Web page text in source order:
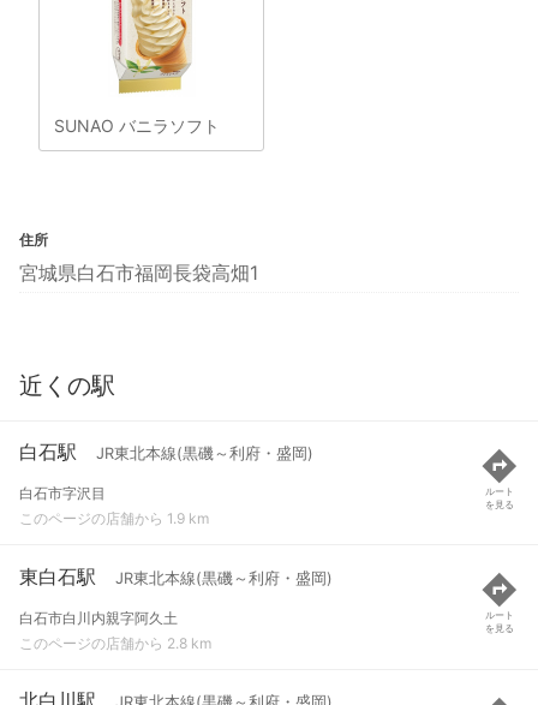
SUNAO バニラソフト
住所
宮城県白石市福岡長袋高畑1
近くの駅
白石駅 JR東北本線(黒磯～利府・盛岡)
白石市字沢目
このページの店舗から 1.9 km
ルート
を見る
東白石駅 JR東北本線(黒磯～利府・盛岡)
白石市白川内親字阿久土
このページの店舗から 2.8 km
ルート
を見る
北白川駅